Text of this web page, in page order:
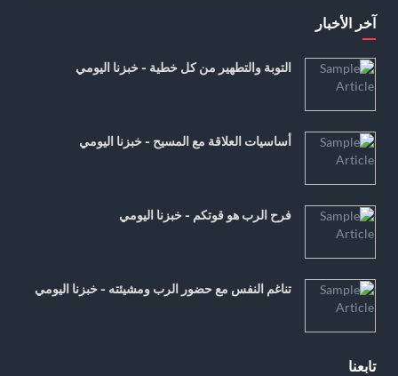
آخر الأخبار
التوبة والتطهير من كل خطية - خبزنا اليومي
أساسيات العلاقة مع المسيح - خبزنا اليومي
فرح الرب هو قوتكم - خبزنا اليومي
تناغم النفس مع حضور الرب ومشيئته - خبزنا اليومي
تابعنا